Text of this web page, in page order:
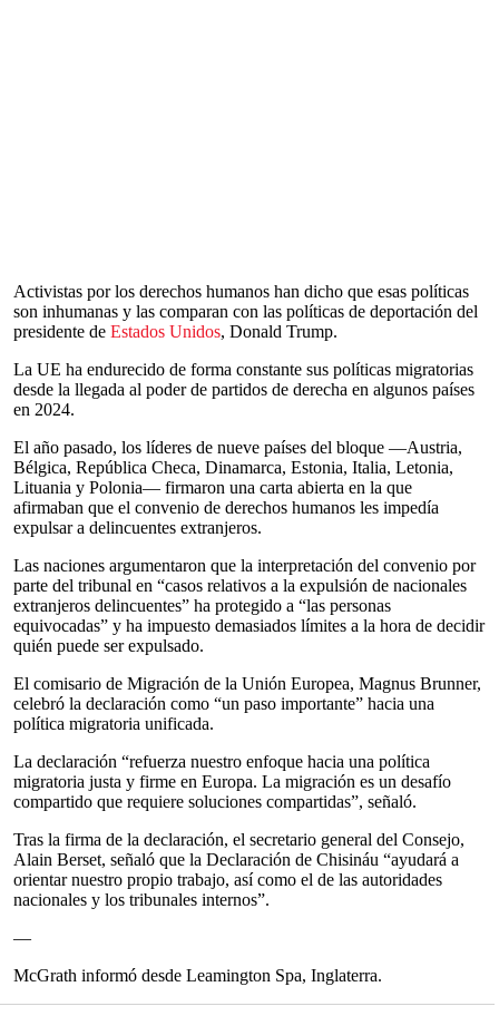
Activistas por los derechos humanos han dicho que esas políticas
son inhumanas y las comparan con las políticas de deportación del
presidente de Estados Unidos, Donald Trump.
La UE ha endurecido de forma constante sus políticas migratorias
desde la llegada al poder de partidos de derecha en algunos países
en 2024.
El año pasado, los líderes de nueve países del bloque —Austria,
Bélgica, República Checa, Dinamarca, Estonia, Italia, Letonia,
Lituania y Polonia— firmaron una carta abierta en la que
afirmaban que el convenio de derechos humanos les impedía
expulsar a delincuentes extranjeros.
Las naciones argumentaron que la interpretación del convenio por
parte del tribunal en “casos relativos a la expulsión de nacionales
extranjeros delincuentes” ha protegido a “las personas
equivocadas” y ha impuesto demasiados límites a la hora de decidir
quién puede ser expulsado.
El comisario de Migración de la Unión Europea, Magnus Brunner,
celebró la declaración como “un paso importante” hacia una
política migratoria unificada.
La declaración “refuerza nuestro enfoque hacia una política
migratoria justa y firme en Europa. La migración es un desafío
compartido que requiere soluciones compartidas”, señaló.
Tras la firma de la declaración, el secretario general del Consejo,
Alain Berset, señaló que la Declaración de Chisináu “ayudará a
orientar nuestro propio trabajo, así como el de las autoridades
nacionales y los tribunales internos”.
—
McGrath informó desde Leamington Spa, Inglaterra.